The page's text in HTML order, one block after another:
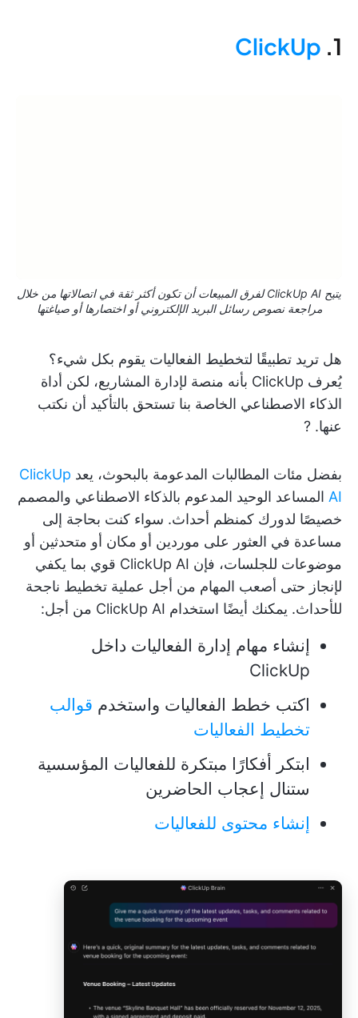
1.
ClickUp
يتيح ClickUp AI لفرق المبيعات أن تكون أكثر ثقة في اتصالاتها من خلال
مراجعة نصوص رسائل البريد الإلكتروني أو اختصارها أو صياغتها
هل تريد تطبيقًا لتخطيط الفعاليات يقوم بكل شيء؟
يُعرف ClickUp بأنه منصة لإدارة المشاريع، لكن أداة
الذكاء الاصطناعي الخاصة بنا تستحق بالتأكيد أن نكتب
عنها. ?
بفضل مئات المطالبات المدعومة بالبحوث، يعد ClickUp
AI المساعد الوحيد المدعوم بالذكاء الاصطناعي والمصمم
خصيصًا لدورك كمنظم أحداث. سواء كنت بحاجة إلى
مساعدة في العثور على موردين أو مكان أو متحدثين أو
موضوعات للجلسات، فإن ClickUp AI قوي بما يكفي
لإنجاز حتى أصعب المهام من أجل عملية تخطيط ناجحة
للأحداث. يمكنك أيضًا استخدام ClickUp AI من أجل:
إنشاء مهام إدارة الفعاليات داخل
ClickUp
اكتب خطط الفعاليات واستخدم قوالب
تخطيط الفعاليات
ابتكر أفكارًا مبتكرة للفعاليات المؤسسية
ستنال إعجاب الحاضرين
إنشاء محتوى للفعاليات